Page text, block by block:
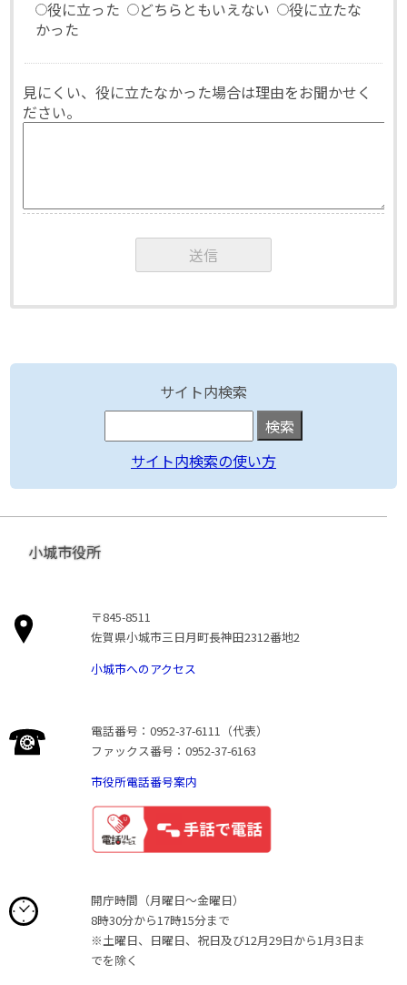
役に立った
どちらともいえない
役に立たな
かった
見にくい、役に立たなかった場合は理由をお聞かせく
ださい。
サイト内検索
サイト内検索の使い方
小城市役所
〒845-8511
佐賀県小城市三日月町長神田2312番地2
小城市へのアクセス
電話番号：0952-37-6111（代表）
ファックス番号：0952-37-6163
市役所電話番号案内
開庁時間（月曜日〜金曜日）
8時30分から17時15分まで
※土曜日、日曜日、祝日及び12月29日から1月3日ま
でを除く